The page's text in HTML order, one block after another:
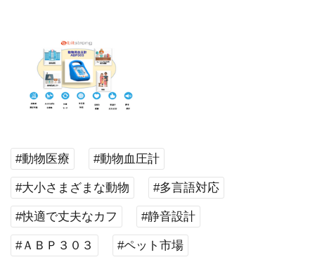
#動物医療 #動物血圧計
#大小さまざまな動物 #多言語対応
#快適で丈夫なカフ #静音設計
#ＡＢＰ３０３ #ペット市場